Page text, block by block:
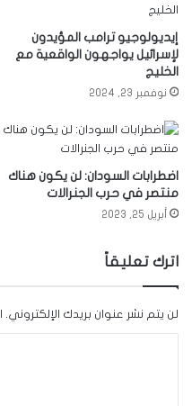
إيديولوجيو ترامب المؤيدون
لإسرائيل يواجهون الواقعية مع
الخليج
نوفمبر 23, 2024
اضطرابات السودان: لن يكون هناك
منتصر في حرب الجنرالات
أبريل 25, 2023
اترك تعليقاً
لن يتم نشر عنوان بريدك الإلكتروني.